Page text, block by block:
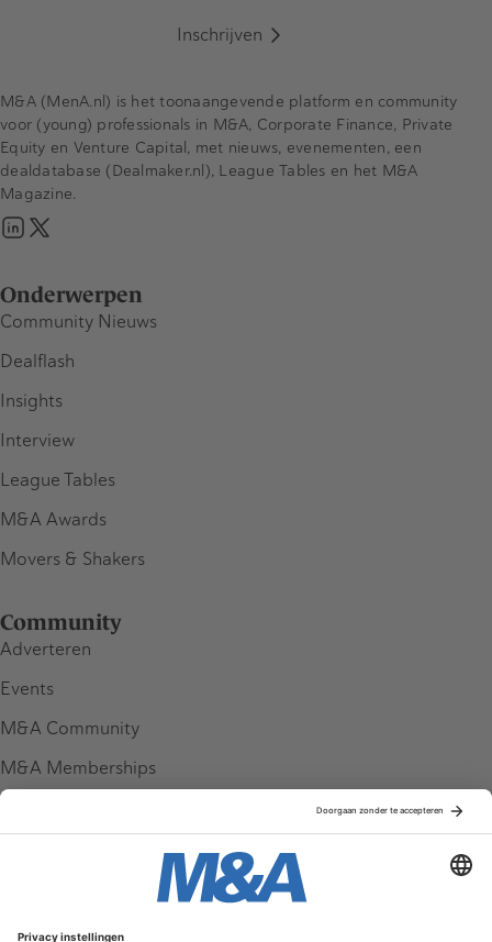
Inschrijven
Onderwerpen
Community Nieuws
Dealflash
Insights
Interview
League Tables
M&A Awards
Movers & Shakers
Community
Adverteren
Events
M&A Community
M&A Memberships
M&A (MenA.nl) is het toonaangevende platform en community
voor (young) professionals in M&A, Corporate Finance, Private
Equity en Venture Capital, met nieuws, evenementen, een
dealdatabase (Dealmaker.nl), League Tables en het M&A
Magazine.